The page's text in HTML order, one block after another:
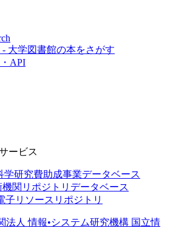
- 大学図書館の本をさがす
API
ービス
学研究費助成事業データベース
関リポジトリデータベース
子リソースリポジトリ